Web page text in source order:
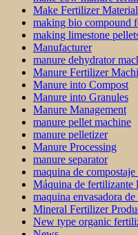
Make Fertilizer
making bio compound
making limestone
Manufacturer
manure dehydrator
Manure Fertilizer
Manure into Compost
Manure into Granules
Manure Management
manure pellet machine
manure pelletizer
Manure Processing
manure separator
maquina de
Máquina de fertilizante
maquina envasadora
Mineral Fertilizer
New type organic